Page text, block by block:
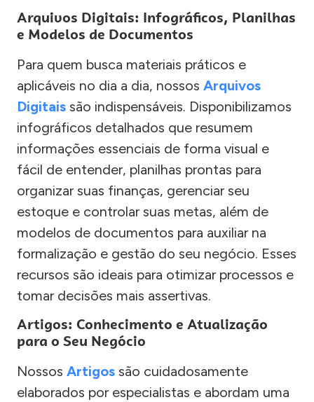
Arquivos Digitais: Infográficos, Planilhas
e Modelos de Documentos
Para quem busca materiais práticos e
aplicáveis no dia a dia, nossos Arquivos
Digitais são indispensáveis. Disponibilizamos
infográficos detalhados que resumem
informações essenciais de forma visual e
fácil de entender, planilhas prontas para
organizar suas finanças, gerenciar seu
estoque e controlar suas metas, além de
modelos de documentos para auxiliar na
formalização e gestão do seu negócio. Esses
recursos são ideais para otimizar processos e
tomar decisões mais assertivas.
Artigos: Conhecimento e Atualização
para o Seu Negócio
Nossos Artigos são cuidadosamente
elaborados por especialistas e abordam uma